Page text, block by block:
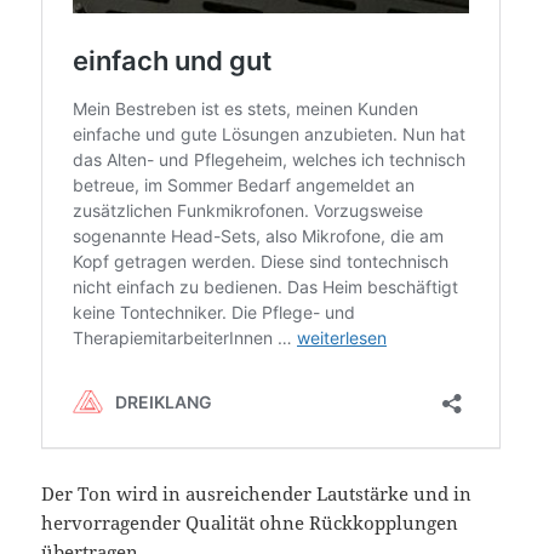
Der Ton wird in ausreichender Lautstärke und in
hervorragender Qualität ohne Rückkopplungen